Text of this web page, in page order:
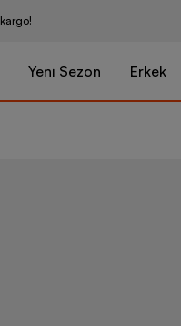
kargo!
Yeni Sezon Erkek